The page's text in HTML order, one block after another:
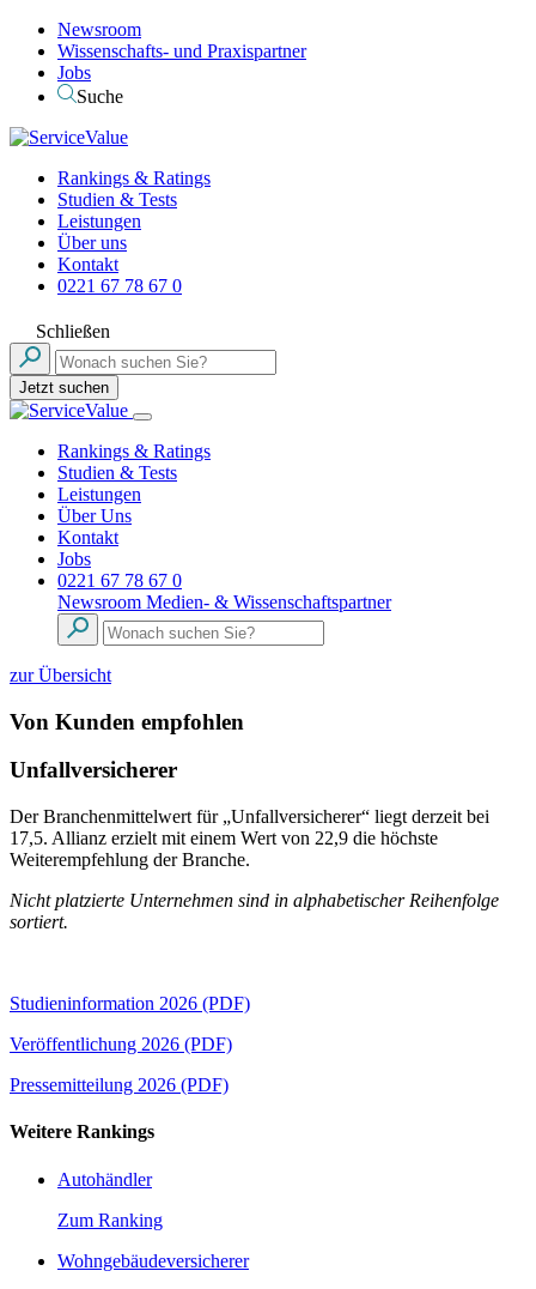
Newsroom
Wissenschafts- und Praxispartner
Jobs
Suche
Rankings & Ratings
Studien & Tests
Leistungen
Über uns
Kontakt
0221 67 78 67 0
Schließen
Jetzt suchen
Rankings & Ratings
Studien & Tests
Leistungen
Über Uns
Kontakt
Jobs
0221 67 78 67 0
Newsroom Medien- & Wissenschaftspartner
zur Übersicht
Von Kunden empfohlen
Unfallversicherer
Der Branchenmittelwert für „Unfallversicherer“ liegt derzeit bei
17,5. Allianz erzielt mit einem Wert von 22,9 die höchste
Weiterempfehlung der Branche.
Nicht platzierte Unternehmen sind in alphabetischer Reihenfolge
sortiert.
Studieninformation 2026 (PDF)
Veröffentlichung 2026 (PDF)
Pressemitteilung 2026 (PDF)
Weitere Rankings
Autohändler
Zum Ranking
Wohngebäudeversicherer